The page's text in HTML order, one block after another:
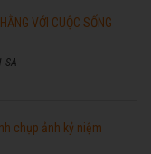
VỚI CUỘC SỐNG
SA
chụp ảnh kỷ niệm